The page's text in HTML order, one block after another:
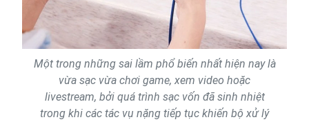
Một trong những sai lầm phổ biến nhất hiện nay là
vừa sạc vừa chơi game, xem video hoặc
livestream, bởi quá trình sạc vốn đã sinh nhiệt
trong khi các tác vụ nặng tiếp tục khiến bộ xử lý